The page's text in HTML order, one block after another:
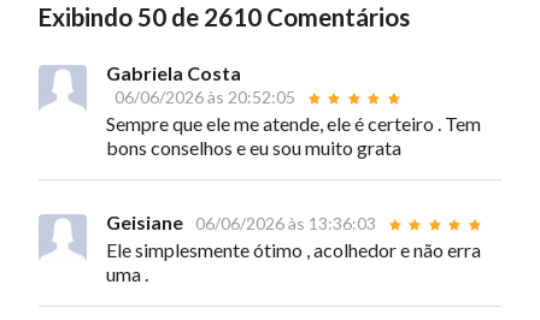
Exibindo 50 de 2610 Comentários
Gabriela Costa
06/06/2026 às 20:52:05
Sempre que ele me atende, ele é certeiro . Tem
bons conselhos e eu sou muito grata
Geisiane 06/06/2026 às 13:36:03
Ele simplesmente ótimo , acolhedor e não erra
uma .